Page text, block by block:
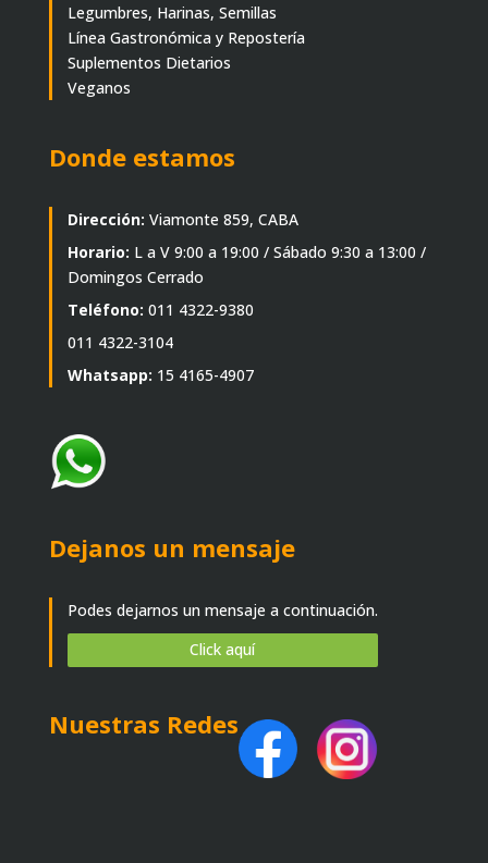
Legumbres, Harinas, Semillas
Línea Gastronómica y Repostería
Suplementos Dietarios
Veganos
Donde estamos
Dirección: Viamonte 859, CABA
Horario: L a V 9:00 a 19:00 / Sábado 9:30 a 13:00 /
Domingos Cerrado
Teléfono: 011 4322-9380
011 4322-3104
Whatsapp: 15 4165-4907
Dejanos un mensaje
Podes dejarnos un mensaje a continuación.
Click aquí
Nuestras Redes